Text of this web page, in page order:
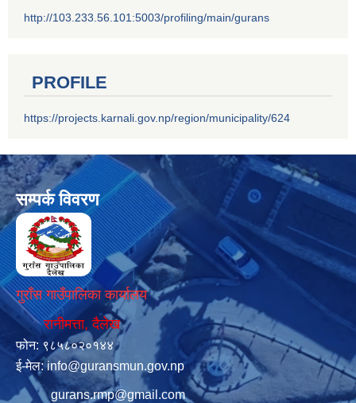
http://103.233.56.101:5003/profiling/main/gurans
PROFILE
https://projects.karnali.gov.np/region/municipality/624
सम्पर्क विवरण
गुराँस गाउँपालिका कार्यालय
रानीमत्ता, दैलेख
फोन: ९८५८०२०१४४
ई-मेल:info@guransmun.gov.np
gurans.rmp@gmail.com